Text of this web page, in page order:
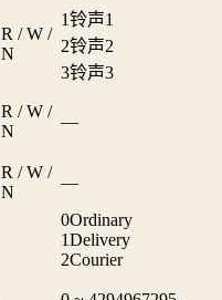
R / W /
N
1铃声1
2铃声2
3铃声3
R / W /
N
—
R / W /
N
—
0Ordinary
1Delivery
2Courier